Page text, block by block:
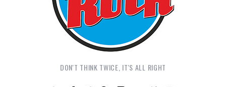
DON'T THINK TWICE, IT'S ALL RIGHT